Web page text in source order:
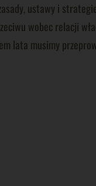
ustawy i
wobec relacji
lata musimy